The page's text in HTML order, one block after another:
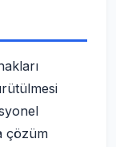
çözüm